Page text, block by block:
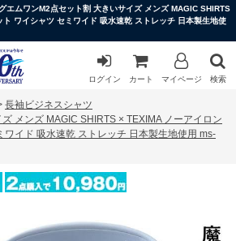
エムワンM2点セット割 大きいサイズ メンズ MAGIC SHIRTS
ワイシャツ セミワイド 吸水速乾 ストレッチ 日本製生地使
ログイン カート マイページ 検索
長袖ビジネスシャツ
メンズ MAGIC SHIRTS × TEXIMA ノーアイロン
ワイド 吸水速乾 ストレッチ 日本製生地使用 ms-